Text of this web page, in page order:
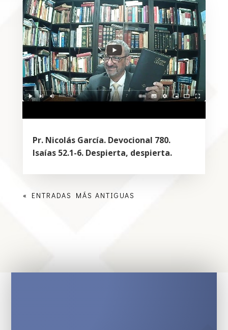
Pr. Nicolás García. Devocional 780.
Isaías 52.1-6. Despierta, despierta.
« ENTRADAS MÁS ANTIGUAS